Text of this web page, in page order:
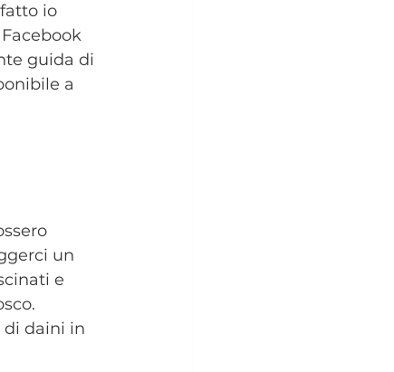
io
guida di
a
un
e
di daini in